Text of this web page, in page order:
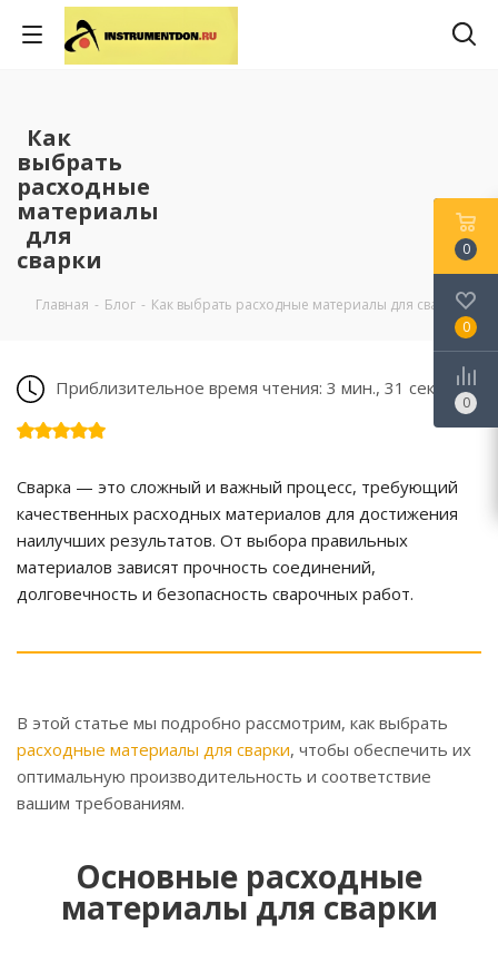
Как
выбрать
расходные
материалы
для
сварки
Главная - Блог - Как выбрать расходные материалы для сварки
Приблизительное время чтения: 3 мин., 31 сек.
Сварка — это сложный и важный процесс, требующий
качественных расходных материалов для достижения
наилучших результатов. От выбора правильных
материалов зависят прочность соединений,
долговечность и безопасность сварочных работ.
В этой статье мы подробно рассмотрим, как выбрать
расходные материалы для сварки, чтобы обеспечить их
оптимальную производительность и соответствие
вашим требованиям.
Основные расходные
материалы для сварки
0
0
0